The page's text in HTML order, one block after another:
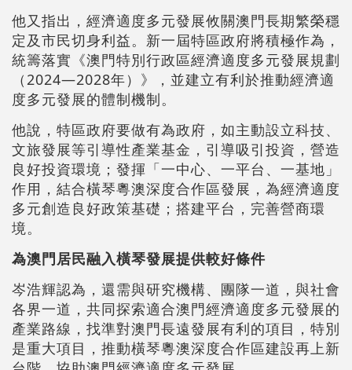
他又指出，經濟適度多元發展攸關澳門長期繁榮穩
定及市民切身利益。新一屆特區政府將積極作為，
統籌落實《澳門特別行政區經濟適度多元發展規劃
（2024—2028年）》，並建立有利於推動經濟適
度多元發展的體制機制。
他說，特區政府要做有為政府，如主動設立科技、
文旅發展等引導性產業基金，引導吸引投資，營造
良好投資環境；發揮「一中心、一平台、一基地」
作用，結合橫琴粵澳深度合作區發展，為經濟適度
多元創造良好政策基礎；搭建平台，完善營商環
境。
為澳門居民融入橫琴發展提供較好條件
岑浩輝認為，還需與研究機構、團隊一道，與社會
各界一道，共同探索適合澳門經濟適度多元發展的
產業路線，找準對澳門長遠發展有利的項目，特別
是重大項目，推動橫琴粵澳深度合作區建設再上新